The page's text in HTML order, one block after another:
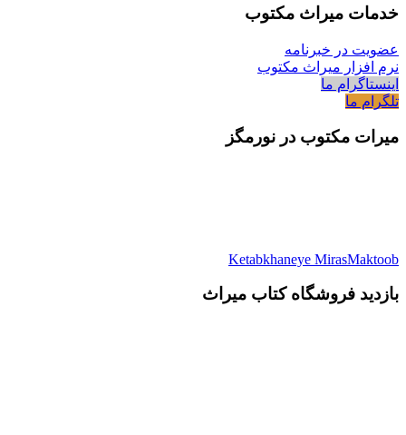
خدمات میراث مکتوب
عضویت در خبرنامه
نرم افزار میراث مکتوب
اینستاگرام ما
تلگرام ما
میرات مکتوب در نورمگز
Ketabkhaneye MirasMaktoob
بازدید فروشگاه کتاب میراث